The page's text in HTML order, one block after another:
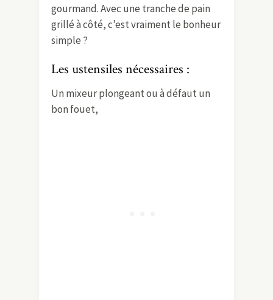
gourmand. Avec une tranche de pain
grillé à côté, c’est vraiment le bonheur
simple ?
Les ustensiles nécessaires :
Un mixeur plongeant ou à défaut un
bon fouet,